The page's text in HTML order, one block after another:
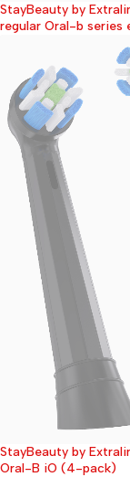
Wyprzedane
StayBeauty by
regular Oral-b
Wyprzedane
StayBeauty by
Oral-B iO (4-pack)